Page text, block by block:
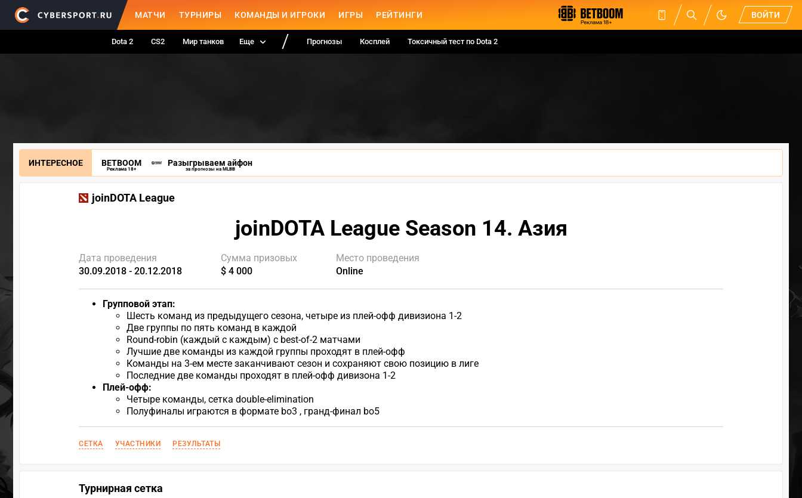
МАТЧИ ТУРНИРЫ КОМАНДЫ И ИГРОКИ ИГРЫ РЕЙТИНГИ ВОЙТИ
Dota 2 CS2 Мир танков Еще Прогнозы Косплей Токсичный тест по Dota 2
ИНТЕРЕСНОЕ BETBOOM
Реклама 18+
Разыгрываем айфон
за прогнозы на MLBB
joinDOTA League
joinDOTA League Season 14. Азия
Дата проведения
30.09.2018 - 20.12.2018
Сумма призовых
$ 4 000
Место проведения
Online
Групповой этап:
Шесть команд из предыдущего сезона, четыре из плей-офф дивизиона 1-2
Две группы по пять команд в каждой
Round-robin (каждый с каждым) с best-of-2 матчами
Лучшие две команды из каждой группы проходят в плей-офф
Команды на 3-ем месте заканчивают сезон и сохраняют свою позицию в лиге
Последние две команды проходят в плей-офф дивизона 1-2
Плей-офф:
Четыре команды, сетка double-elimination
Полуфиналы играются в формате bo3 , гранд-финал bo5
СЕТКА УЧАСТНИКИ РЕЗУЛЬТАТЫ
Турнирная сетка